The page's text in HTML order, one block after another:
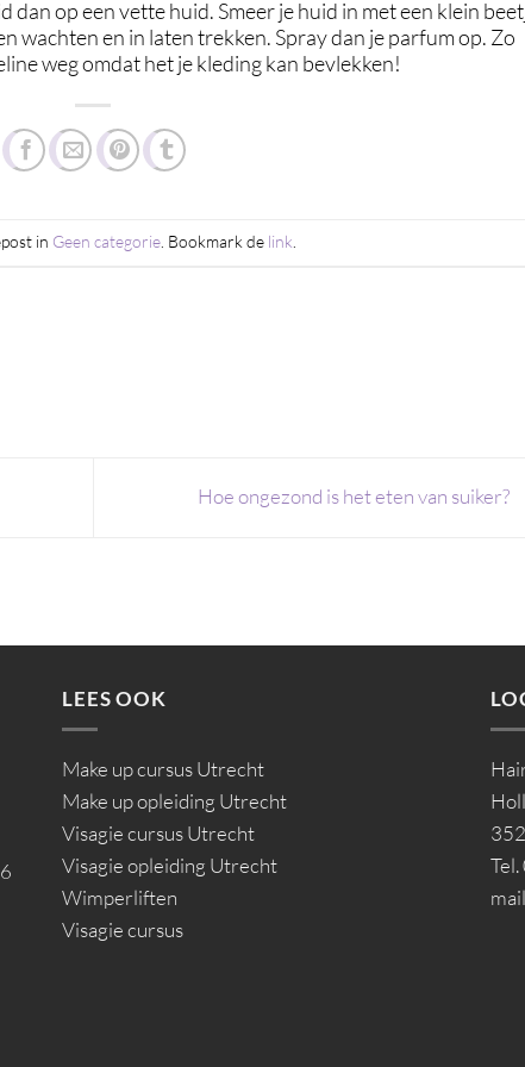
op een vette huid. Smeer je huid in met een klein
wachten en in laten trekken. Spray dan je parfum op. Zo
weg omdat het je kleding kan bevlekken!
in Geen categorie . Bookmark de link
Hoe ongezond is het eten van suiker?
LEES OOK
Make up cursus Utrecht
Make up opleiding Utrecht
Visagie cursus Utrecht
Visagie opleiding Utrecht
Wimperliften
Visagie cursus